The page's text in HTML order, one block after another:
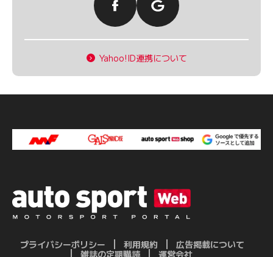
Yahoo!ID連携について
プライバシーポリシー 利用規約
広告掲載について
雑誌の定期購読
運営会社